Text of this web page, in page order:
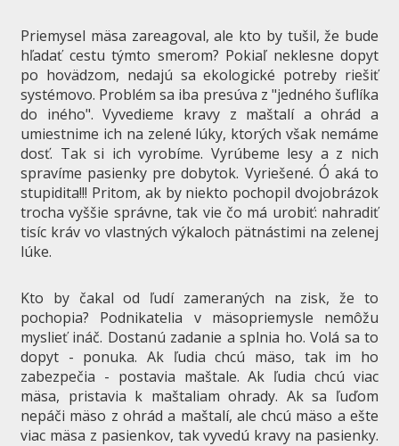
Priemysel mäsa zareagoval, ale kto by tušil, že bude
hľadať cestu týmto smerom? Pokiaľ neklesne dopyt
po hovädzom, nedajú sa ekologické potreby riešiť
systémovo. Problém sa iba presúva z "jedného šuflíka
do iného". Vyvedieme kravy z maštalí a ohrád a
umiestnime ich na zelené lúky, ktorých však nemáme
dosť. Tak si ich vyrobíme. Vyrúbeme lesy a z nich
spravíme pasienky pre dobytok. Vyriešené. Ó aká to
stupidita!!! Pritom, ak by niekto pochopil dvojobrázok
trocha vyššie správne, tak vie čo má urobiť: nahradiť
tisíc kráv vo vlastných výkaloch pätnástimi na zelenej
lúke.
Kto by čakal od ľudí zameraných na zisk, že to
pochopia? Podnikatelia v mäsopriemysle nemôžu
myslieť ináč. Dostanú zadanie a splnia ho. Volá sa to
dopyt - ponuka. Ak ľudia chcú mäso, tak im ho
zabezpečia - postavia maštale. Ak ľudia chcú viac
mäsa, pristavia k maštaliam ohrady. Ak sa ľuďom
nepáči mäso z ohrád a maštalí, ale chcú mäso a ešte
viac mäsa z pasienkov, tak vyvedú kravy na pasienky.